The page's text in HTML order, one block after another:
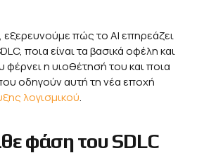
πώς το AI επηρεάζει
ποια είναι τα βασικά οφέλη και
φέρνει η υιοθέτησή του και ποια
οδηγούν αυτή τη νέα εποχή
λογισμικού.
φάση του SDLC